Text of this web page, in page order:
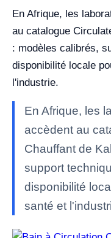
En Afrique, les
au catalogue
: modèles calibrés,
disponibilité locale
l'industrie.
En Afrique, les
accèdent au
Chauffant de
support
disponibilité
santé et